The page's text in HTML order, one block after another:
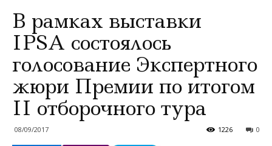
В рамках выставки
IPSA состоялось
голосование Экспертного
жюри Премии по итогом
II отборочного тура
08/09/2017 0
1226